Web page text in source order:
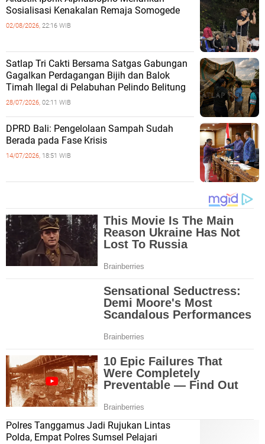
Sosialisasi Kenakalan Remaja Somogede
02/08/2026, 22:16 WIB
Satlap Tri Cakti Bersama Satgas Gabungan
Gagalkan Perdagangan Bijih dan Balok
Timah Ilegal di Pelabuhan Pelindo Belitung
28/07/2026, 02:11 WIB
DPRD Bali: Pengelolaan Sampah Sudah
Berada pada Fase Krisis
14/07/2026, 18:51 WIB
Polres Tanggamus Jadi Rujukan Lintas
Polda, Empat Polres Sumsel Pelajari